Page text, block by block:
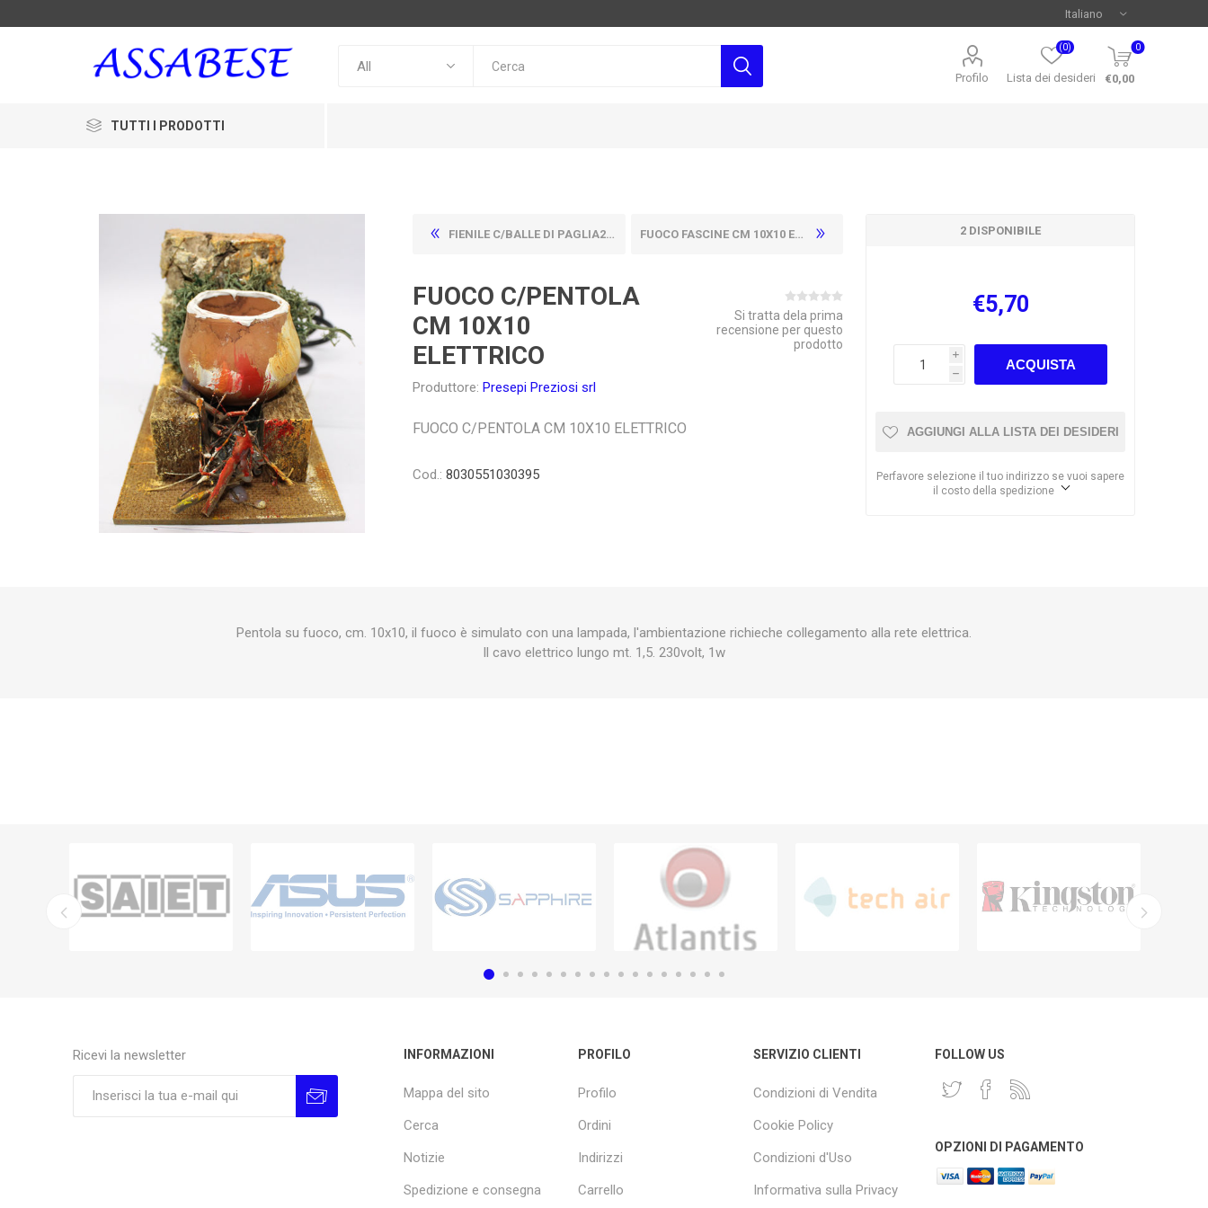
Profilo Lista dei desideri
(0) 0
€0,00
TUTTI I PRODOTTI
FIENILE C/BALLE DI PAGLIA26X14 FUOCO FASCINE CM 10X10 ELETTRICO
FUOCO C/PENTOLA
CM 10X10
ELETTRICO
Produttore: Presepi Preziosi srl
Si tratta dela prima
recensione per questo
prodotto
FUOCO C/PENTOLA CM 10X10 ELETTRICO
Cod.: 8030551030395
2 DISPONIBILE
€5,70
i
h
ACQUISTA
AGGIUNGI ALLA LISTA DEI DESIDERI
Perfavore selezione il tuo indirizzo se vuoi sapere
il costo della spedizione
Pentola su fuoco, cm. 10x10, il fuoco è simulato con una lampada, l'ambientazione richieche collegamento alla rete elettrica.
Il cavo elettrico lungo mt. 1,5. 230volt, 1w
Ricevi la newsletter INFORMAZIONI
Mappa del sito
Cerca
Notizie
Spedizione e consegna
PROFILO
Profilo
Ordini
Indirizzi
Carrello
SERVIZIO CLIENTI
Condizioni di Vendita
Cookie Policy
Condizioni d'Uso
Informativa sulla Privacy
FOLLOW US
OPZIONI DI PAGAMENTO